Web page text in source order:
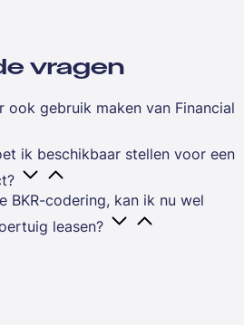
vragen
ook gebruik maken van Financial
ik beschikbaar stellen voor een
BKR-codering, kan ik nu wel
leasen?